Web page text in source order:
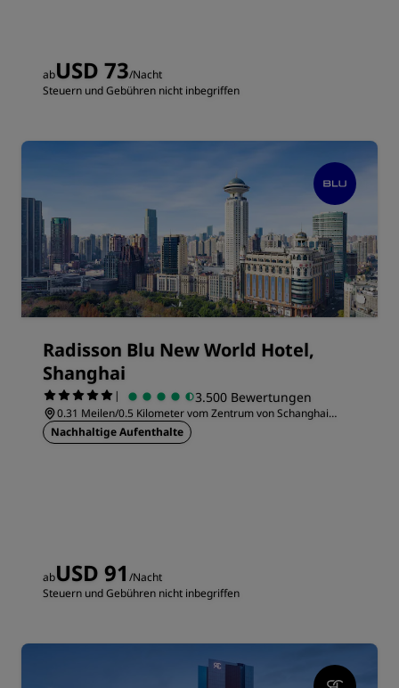
abUSD 73/Nacht
Steuern und Gebühren nicht inbegriffen
Radisson Blu New World Hotel,
Shanghai
| 3.500 Bewertungen
0.31 Meilen/0.5 Kilometer vom Zentrum von Schanghai
entfernt
Nachhaltige Aufenthalte
abUSD 91 /Nacht
Steuern und Gebühren nicht inbegriffen